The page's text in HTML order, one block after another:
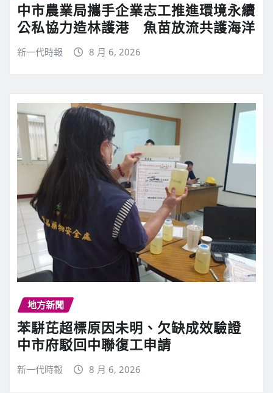
中市農業局攜手企業志工推進環境永續
公私協力造林護港 魚苗放流共護海洋
新一代時報 8 月 6, 2026
地方新聞
苯駢芘超標原因未明、欠缺成效驗證
中市府駁回中聯復工申請
新一代時報 8 月 6, 2026